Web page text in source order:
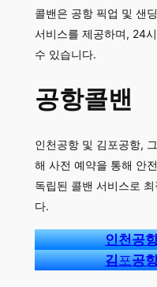
콜밴은 공항 픽업 및 샌
서비스를 제공하며, 24
수 있습니다.
공항콜밴
인천공항 및 김포공항,
해 사전 예약을 통해 안
독립된 콜밴 서비스로
다.
인천공
김포공